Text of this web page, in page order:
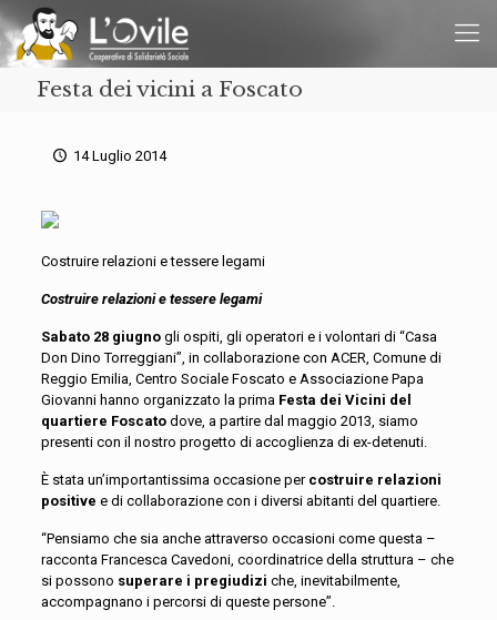
Festa dei vicini a Foscato
14 Luglio 2014
Costruire relazioni e tessere legami
Costruire relazioni e tessere legami
Sabato 28 giugnogli ospiti, gli operatori e i volontari di “Casa
Don Dino Torreggiani”, in collaborazione con ACER, Comune di
Reggio Emilia, Centro Sociale Foscato e Associazione Papa
Giovanni hanno organizzato la prima Festa dei Vicini del
quartiere Foscatodove, a partire dal maggio 2013, siamo
presenti con il nostro progetto di accoglienza di ex-detenuti.
È stata un’importantissima occasione per costruire relazioni
positive e di collaborazione con i diversi abitanti del quartiere.
“Pensiamo che sia anche attraverso occasioni come questa –
racconta Francesca Cavedoni, coordinatrice della struttura – che
si possono superare i pregiudizi che, inevitabilmente,
accompagnano i percorsi di queste persone”.